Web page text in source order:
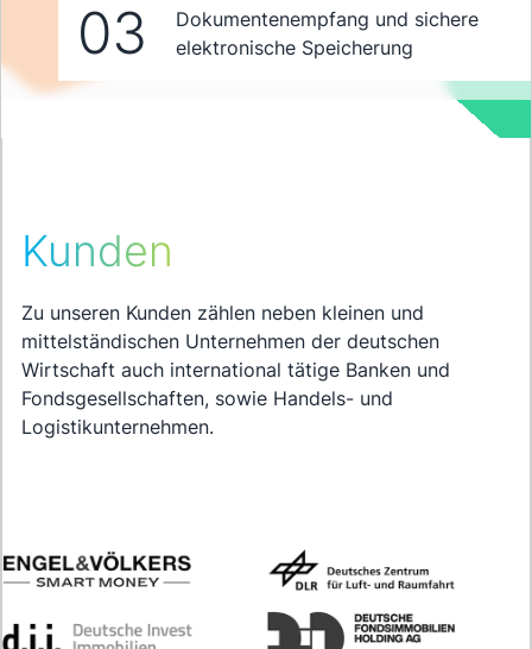
03
Dokumentenempfang und sichere
elektronische Speicherung
Kunden
Zu unseren Kunden zählen neben kleinen und
mittelständischen Unternehmen der deutschen
Wirtschaft auch international tätige Banken und
Fondsgesellschaften, sowie Handels- und
Logistikunternehmen.